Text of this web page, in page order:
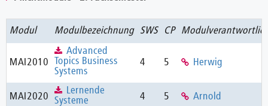
Modul Modulbezeichnung SWS CP
MAI2010
Advanced
Topics Business
Systems
4 5 Herwig
MAI2020
Lernende
Systeme
4 5 Arnold